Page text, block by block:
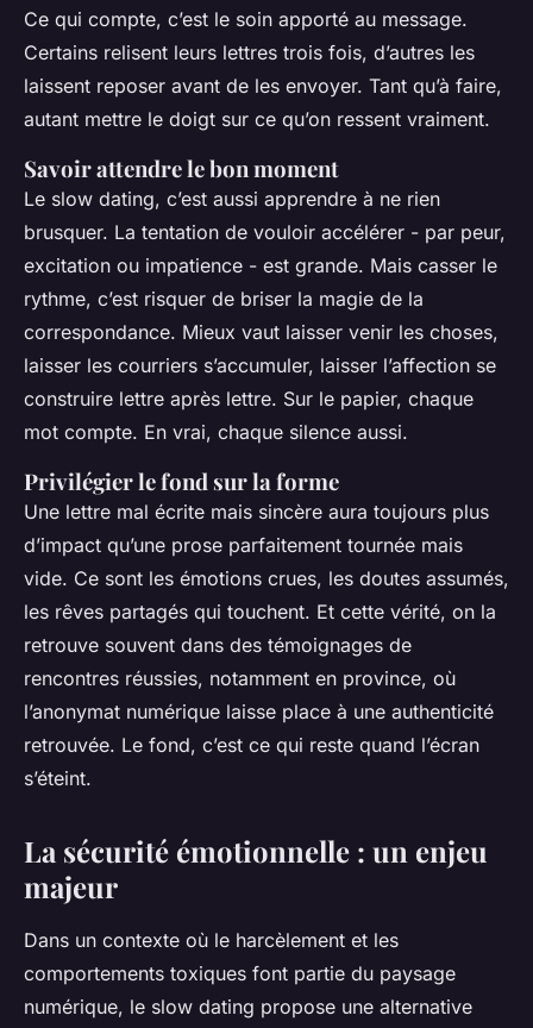
Ce qui compte, c’est le soin apporté au message.
Certains relisent leurs lettres trois fois, d’autres les
laissent reposer avant de les envoyer. Tant qu’à faire,
autant mettre le doigt sur ce qu’on ressent vraiment.
Savoir attendre le bon moment
Le slow dating, c’est aussi apprendre à ne rien
brusquer. La tentation de vouloir accélérer - par peur,
excitation ou impatience - est grande. Mais casser le
rythme, c’est risquer de briser la magie de la
correspondance. Mieux vaut laisser venir les choses,
laisser les courriers s’accumuler, laisser l’affection se
construire lettre après lettre. Sur le papier, chaque
mot compte. En vrai, chaque silence aussi.
Privilégier le fond sur la forme
Une lettre mal écrite mais sincère aura toujours plus
d’impact qu’une prose parfaitement tournée mais
vide. Ce sont les émotions crues, les doutes assumés,
les rêves partagés qui touchent. Et cette vérité, on la
retrouve souvent dans des témoignages de
rencontres réussies, notamment en province, où
l’anonymat numérique laisse place à une authenticité
retrouvée. Le fond, c’est ce qui reste quand l’écran
s’éteint.
La sécurité émotionnelle : un enjeu
majeur
Dans un contexte où le harcèlement et les
comportements toxiques font partie du paysage
numérique, le slow dating propose une alternative